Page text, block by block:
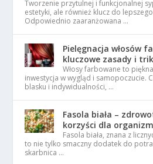
Tworzenie przytulnej i funkcjonalnej
estetyki, ale również klucz do
Odpowiednio zaaranżowana …
Pielęgnacja włosów
kluczowe zasady i
Włosy farbowane to
inwestycja w wygląd i samopoczucie.
blasku i indywidualności, …
Fasola biała –
korzyści dla
Fasola biała, znana z
to nie tylko smaczny dodatek do
skarbnica …